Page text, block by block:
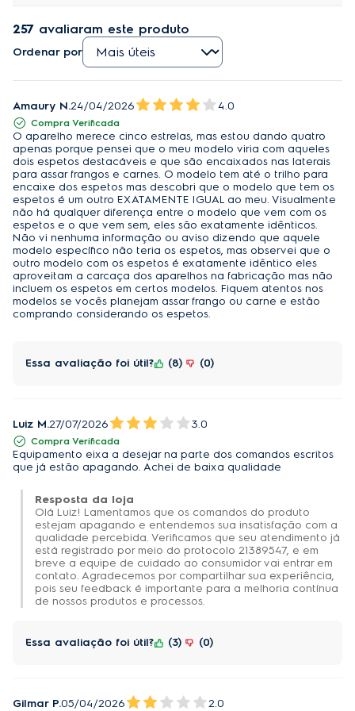
Experimente as funções: AirFry, Gratinar, Reaquecer,
Desidratar e Assar.
3 tipos de acessórios:
Uma bandeja antiaderente, uma bandeja coletora
de gordura e um cesto com 3,5L de capacidade.
Painel Digital com mais de 10 funções:
Além dos 5 métodos de preparo, tem 7 receitas pré-
programadas, função Preaquecer e função Virar.
Porta Removível:
Facilita a limpeza, permitindo acessar áreas difíceis
para uma higienização completa.
Controle de Temperatura:
culinário com uma faixa mais ampla de temperaturas
Até 90% menos gordura e 50% menos calorias¹:
Prepare receitas deliciosas e saudáveis, sem adição
de óleo e com sabor e textura de frito.
1Testes realizados por nutricionista com iscas de peixe empanado
(250 g de tilápia) e duas formas de preparação: fritura convencional
(utilizando 828 g de óleo de girassol) e na AirvFryer. O resultado
demonstrou a redução de 48,6% de calorias e 89,4% de gordura
quando preparado na Air Fryer.
Desligamento automático:
Ao final do preparo, a fritadeira desliga-se
automaticamente, mantendo o alimento no ponto de
Porta de vidro com luz interna:
257 avaliaram este produto
Ordenar por
Amaury N.24/04/2026 4.0
Compra Verificada
O aparelho merece cinco estrelas, mas estou dando quatro
apenas porque pensei que o meu modelo viria com aqueles
dois espetos destacáveis e que são encaixados nas laterais
para assar frangos e carnes. O modelo tem até o trilho para
encaixe dos espetos mas descobri que o modelo que tem os
espetos é um outro EXATAMENTE IGUAL ao meu. Visualmente
não há qualquer diferença entre o modelo que vem com os
espetos e o que vem sem, eles são exatamente idênticos.
Não vi nenhuma informação ou aviso dizendo que aquele
modelo específico não teria os espetos, mas observei que o
outro modelo com os espetos é exatamente idêntico eles
aproveitam a carcaça dos aparelhos na fabricação mas não
incluem os espetos em certos modelos. Fiquem atentos nos
modelos se vocês planejam assar frango ou carne e estão
comprando considerando os espetos.
Essa avaliação foi útil? 8 0
Luiz M.27/07/2026 3.0
Compra Verificada
Equipamento eixa a desejar na parte dos comandos escritos
que já estão apagando. Achei de baixa qualidade
Resposta da loja
Olá Luiz! Lamentamos que os comandos do produto
estejam apagando e entendemos sua insatisfação com a
qualidade percebida. Verificamos que seu atendimento já
está registrado por meio do protocolo 21389547, e em
breve a equipe de cuidado ao consumidor vai entrar em
contato. Agradecemos por compartilhar sua experiência,
pois seu feedback é importante para a melhoria contínua
de nossos produtos e processos.
Essa avaliação foi útil? 3 0
Gilmar P.05/04/2026 2.0